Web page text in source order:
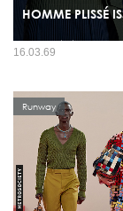
HOMME PLISSÉ
อีกทางหนึ่งที่ไม่เร่ง ไม่
16.03.69
Runway